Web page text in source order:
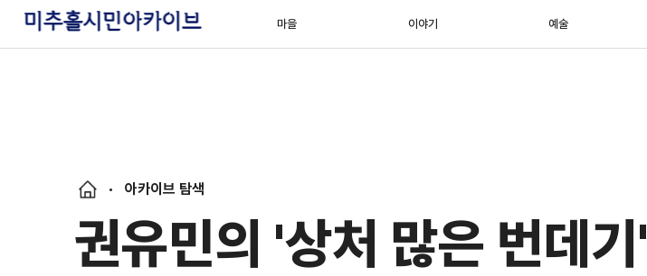
마을 이야기 예술
아카이브 탐색
권유민의 '상처 많은 번데기'